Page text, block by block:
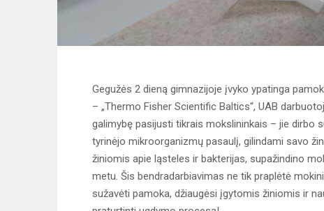
Gegužės 2 dieną gimnazijoje įvyko ypatinga
– „Thermo Fisher Scientific Baltics“, UAB
galimybę pasijusti tikrais mokslininkais – jie
tyrinėjo mikroorganizmų pasaulį, gilindami savo
žiniomis apie ląsteles ir bakterijas, supažindino
metu. Šis bendradarbiavimas ne tik praplėtė
sužavėti pamoka, džiaugėsi įgytomis žiniomis ir